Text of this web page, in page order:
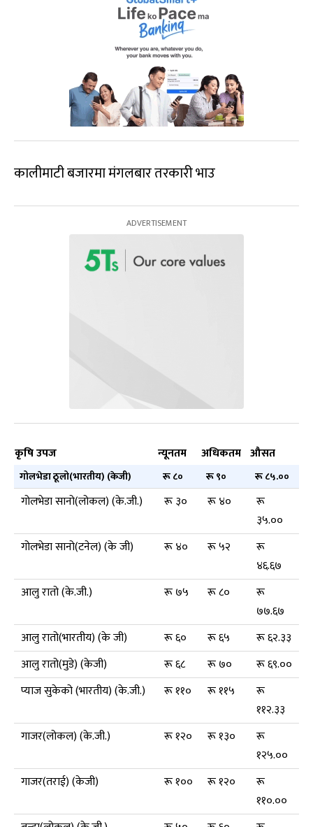
कालीमाटी बजारमा मंगलबार तरकारी भाउ
कृषि उपज न्यूनतम अधिकतम औसत
गोलभेडा ठूलो(भारतीय) (केजी) रू ८० रू ९० रू ८५.००
गोलभेडा सानो(लोकल) (के.जी.) रू ३० रू ४०
रू
३५.००
गोलभेडा सानो(टनेल) (के जी)
रू ४० रू ५२
रू
४६.६७
आलु रातो (के.जी.)
रू ७५ रू ८०
रू
७७.६७
आलु रातो(भारतीय) (के जी)
रू ६० रू ६५
रू ६२.३३
आलु रातो(मुडे) (केजी)
रू ६८ रू ७०
रू ६९.००
प्याज सुकेको (भारतीय) (के.जी.)
रू ११० रू ११५
रू
११२.३३
गाजर(लोकल) (के.जी.)
रू १२० रू १३०
रू
१२५.००
गाजर(तराई) (केजी)
रू १०० रू १२०
रू
११०.००